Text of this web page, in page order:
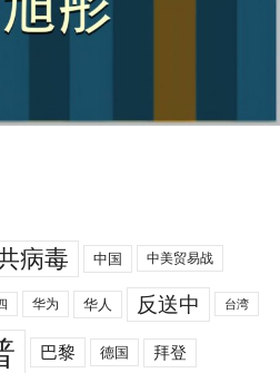
病毒 中国 中美贸易战
华为 华人 反送中 台湾
巴黎 德国 拜登